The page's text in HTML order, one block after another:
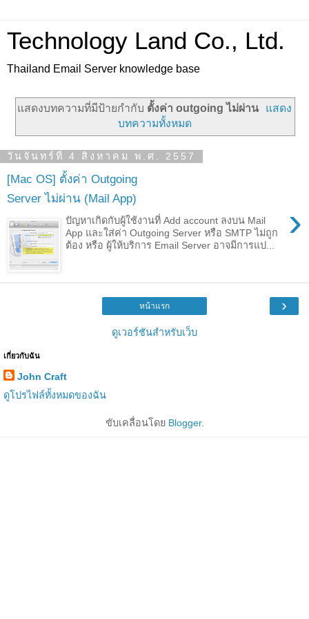
Technology Land Co., Ltd.
Thailand Email Server knowledge base
แสดงบทความที่มีป้ายกำกับ ตั้งค่า outgoing ไม่ผ่าน
แสดง
บทความทั้งหมด
วันจันทร์ที่ 4 สิงหาคม พ.ศ. 2557
[Mac OS] ตั้งค่า Outgoing
Server ไม่ผ่าน (Mail App)
›
ปัญหาเกิดกับผู้ใช้งานที่ Add account ลงบน Mail
App และใส่ค่า Outgoing Server หรือ SMTP ไม่ถูก
ต้อง หรือ ผู้ให้บริการ Email Server อาจมีการแป...
›
หน้าแรก
ดูเวอร์ชันสำหรับเว็บ
เกี่ยวกับฉัน
John Craft
ดูโปรไฟล์ทั้งหมดของฉัน
ขับเคลื่อนโดย Blogger.